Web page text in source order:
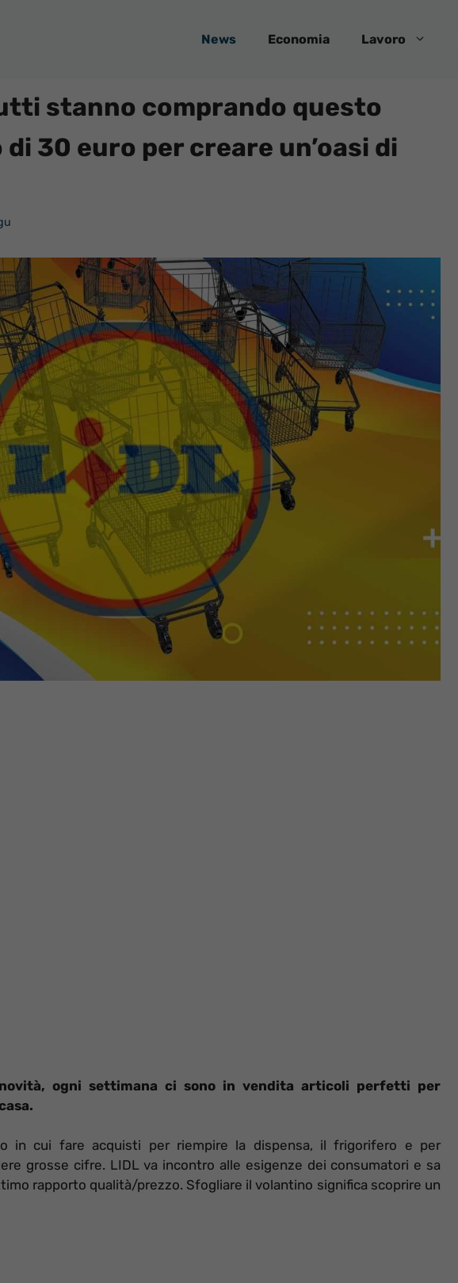
News Economia Lavoro
stanno comprando questo
30 euro per creare un’oasi di
ogni settimana ci sono in vendita articoli perfetti per
in cui fare acquisti per riempire la dispensa, il frigorifero e per
grosse cifre. LIDL va incontro alle esigenze dei consumatori e sa
rapporto qualità/prezzo. Sfogliare il volantino significa scoprire un